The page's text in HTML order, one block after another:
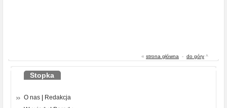
« strona główna - do góry ^
Stopka
O nas | Redakcja